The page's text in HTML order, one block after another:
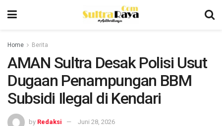
Home Berita
AMAN Sultra Desak Polisi Usut
Dugaan Penampungan BBM
Subsidi Ilegal di Kendari
by Redaksi Juni 28, 2026